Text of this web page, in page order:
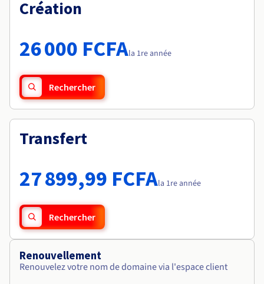
Tarifs
Roadmap & Changelog
Roadmap & Changelog
Création
26 000 FCFAla 1re année
Rechercher
Transfert
27 899,99 FCFAla 1re année
Rechercher
Renouvellement
Renouvelez votre nom de domaine via l'espace client